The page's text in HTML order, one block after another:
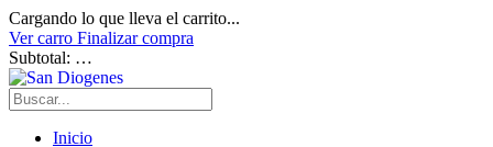
Cargando lo que lleva el carrito...
Ver carro Finalizar compra
Subtotal: …
Inicio